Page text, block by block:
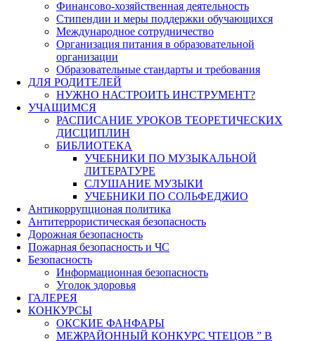
Финансово-хозяйственная деятельность
Стипендии и меры поддержки обучающихся
Международное сотрудничество
Организация питания в образовательной
организации
Образовательные стандарты и требования
ДЛЯ РОДИТЕЛЕЙ
НУЖНО НАСТРОИТЬ ИНСТРУМЕНТ?
УЧАЩИМСЯ
РАСПИСАНИЕ УРОКОВ ТЕОРЕТИЧЕСКИХ
ДИСЦИПЛИН
БИБЛИОТЕКА
УЧЕБНИКИ ПО МУЗЫКАЛЬНОЙ
ЛИТЕРАТУРЕ
СЛУШАНИЕ МУЗЫКИ
УЧЕБНИКИ ПО СОЛЬФЕДЖИО
Антикоррупционая политика
Антитеррористическая безопасность
Дорожная безопасность
Пожарная безопасность и ЧС
Безопасность
Информационная безопасность
Уголок здоровья
ГАЛЕРЕЯ
КОНКУРСЫ
ОКСКИЕ ФАНФАРЫ
МЕЖРАЙОННЫЙ КОНКУРС ЧТЕЦОВ ” В